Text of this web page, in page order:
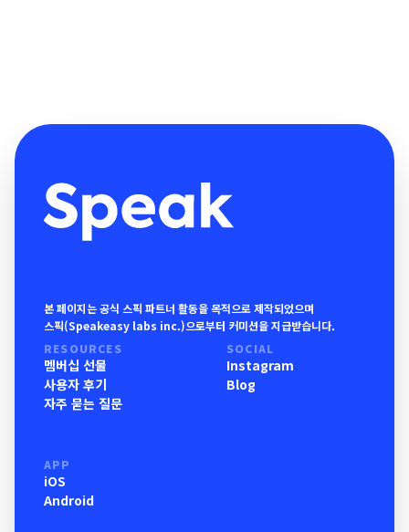
본 페이지는 공식 스픽 파트너 활동을 목적으로 제작되었으며
스픽(Speakeasy labs inc.)으로부터 커미션을 지급받습니다.
RESOURCES
멤버십 선물
사용자 후기
자주 묻는 질문
SOCIAL
Instagram
Blog
APP
iOS
Android